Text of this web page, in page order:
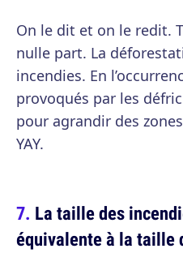
On le dit et on le redit.
nulle part. La
incendies. En
provoqués par les
pour agrandir des
YAY.
La taille des
équivalente à la taille